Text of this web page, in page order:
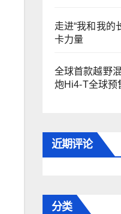
走进“我和我的
卡力量
全球首款越野
炮Hi4-T全球预
近期评论
分类